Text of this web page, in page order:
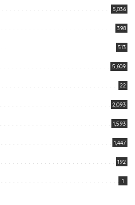
5,036
398
513
5,609
22
2,093
1,593
1,447
192
1